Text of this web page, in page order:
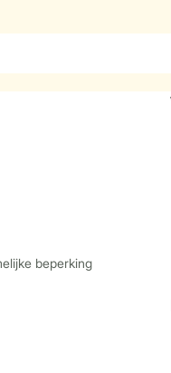
beperking